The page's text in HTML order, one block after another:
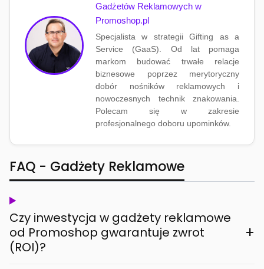
Gadżetów Reklamowych w
Promoshop.pl
Specjalista w strategii Gifting as a
Service (GaaS). Od lat pomaga
markom budować trwałe relacje
biznesowe poprzez merytoryczny
dobór nośników reklamowych i
nowoczesnych technik znakowania.
Polecam się w zakresie
profesjonalnego doboru upominków.
FAQ - Gadżety Reklamowe
Czy inwestycja w gadżety reklamowe
od Promoshop gwarantuje zwrot
(ROI)?
+